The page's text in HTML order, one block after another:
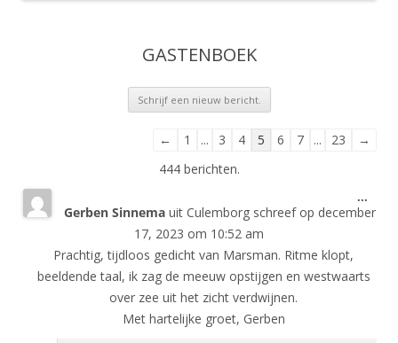
GASTENBOEK
Navigatie
door
← 1 ... 3 4 5 6 7 ... 23
→
444 berichten.
Gerben Sinnema uit Culemborg schreef op december
17, 2023 om 10:52 am
Prachtig, tijdloos gedicht van Marsman. Ritme klopt,
beeldende taal, ik zag de meeuw opstijgen en westwaarts
over zee uit het zicht verdwijnen.
Met hartelijke groet, Gerben
...
deze